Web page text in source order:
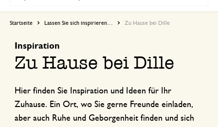
Startseite Lassen Sie sich inspirieren… Zu Hause bei Dille
Inspiration
Zu Hause bei Dille
Hier finden Sie Inspiration und Ideen für Ihr
Zuhause. Ein Ort, wo Sie gerne Freunde einladen,
aber auch Ruhe und Geborgenheit finden und sich